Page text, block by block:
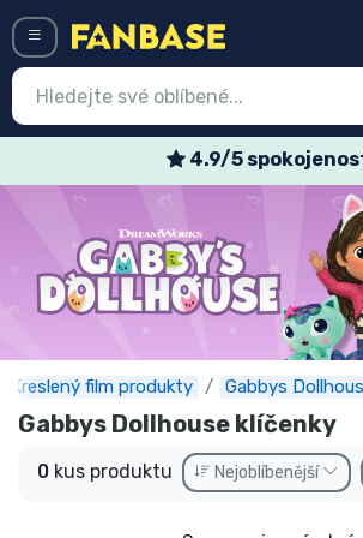
4.9/5
Kreslený film produkty Gabbys
Gabbys Dollhouse klíčenky
0 kus produktu Nejoblíbenější
Nejnovější věci
Expresní doručení
Předobjednat
Outlet produkty